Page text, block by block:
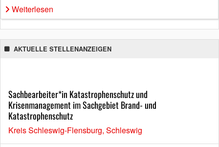
Weiterlesen
AKTUELLE STELLENANZEIGEN
Sachbearbeiter*in Katastrophenschutz und
Krisenmanagement im Sachgebiet Brand- und
Katastrophenschutz
Kreis Schleswig-Flensburg, Schleswig